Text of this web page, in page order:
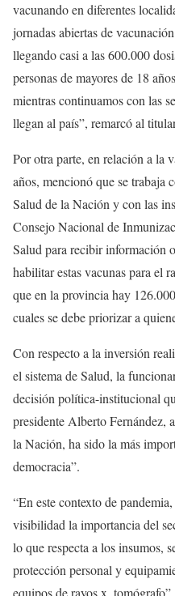
vacunando en diferentes
jornadas abiertas de
llegando casi a las 600.000
personas de mayores de 18
mientras continuamos con las
llegan al país”, remarcó al
Por otra parte, en relación a la
años, mencionó que se trabaja
Salud de la Nación y con las
Consejo Nacional de
Salud para recibir información
habilitar estas vacunas para el
que en la provincia hay
cuales se debe priorizar a
Con respecto a la inversión
el sistema de Salud, la
decisión política-institucional
presidente Alberto Fernández,
la Nación, ha sido la más
democracia”.
“En este contexto de
visibilidad la importancia del
lo que respecta a los insumos,
protección personal y
equipos de rayos x,